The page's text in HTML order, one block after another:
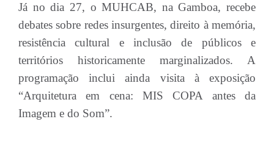
Já no dia 27, o MUHCAB, na Gamboa, recebe
debates sobre redes insurgentes, direito à memória,
resistência cultural e inclusão de públicos e
territórios historicamente marginalizados. A
programação inclui ainda visita à exposição
“Arquitetura em cena: MIS COPA antes da
Imagem e do Som”.